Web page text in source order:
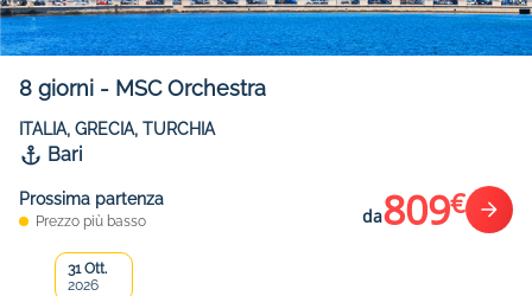
8 giorni - MSC Orchestra
ITALIA, GRECIA, TURCHIA
Bari
Prossima partenza
Prezzo più basso da809€
31 Ott.
2026